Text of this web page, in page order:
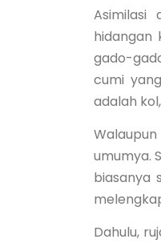
Asimilasi
hidangan
gado-
cumi
adalah
umumya.
biasanya
Dahulu,